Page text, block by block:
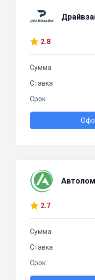
2.8
Сумма
Ставка
Срок
2.7
Сумма
Ставка
Срок